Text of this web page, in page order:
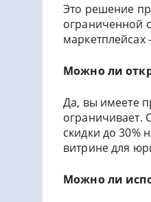
Это решение
ограниченной
Можно ли
Да, вы имеете
ограничивает.
скидки до 30%
витрине для
Можно ли